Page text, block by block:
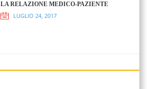
LA RELAZIONE MEDICO-PAZIENTE
LUGLIO 24, 2017